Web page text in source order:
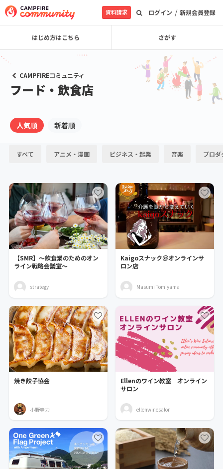
ログイン / 新規会員登録
資料請求
はじめ方はこちら さがす
CAMPFIREコミュニティ
フード・飲食店
人気順 新着順
すべて アニメ・漫画 ビジネス・起業 音楽 プロダ
【SMR】～飲食業のためのオン
ライン戦略会議室～
strategy
Kaigoスナック＠オンラインサ
ロン店
Masumi Tomiyama
焼き餃子協会
小野寺力
Ellenのワイン教室 オンライン
サロン
ellenwinesalon